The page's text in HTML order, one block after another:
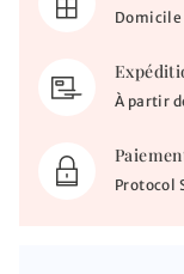
Domicile
À partir
Protocol